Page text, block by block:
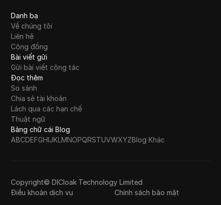
Danh bạ
Về chúng tôi
Liên hệ
Cộng đồng
Bài viết gửi
Gửi bài viết cộng tác
Đọc thêm
So sánh
Chia sẻ tài khoản
Lách qua các hạn chế
Thuật ngữ
Bảng chữ cái Blog
ABCDEFGHIJKLMNOPQRSTUVWXYZBlog Khác
Copyright© DICloak Technology Limited
Điều khoản dịch vụ
Chính sách bảo mật